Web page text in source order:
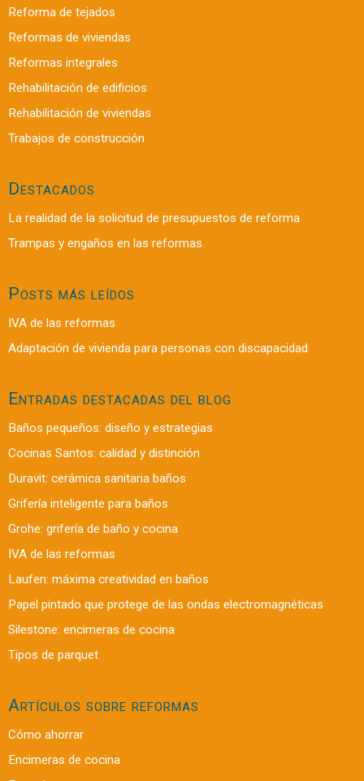
Reforma de tejados
Reformas de viviendas
Reformas integrales
Rehabilitación de edificios
Rehabilitación de viviendas
Trabajos de construcción
Destacados
La realidad de la solicitud de presupuestos de reforma
Trampas y engaños en las reformas
Posts más leídos
IVA de las reformas
Adaptación de vivienda para personas con discapacidad
Entradas destacadas del blog
Baños pequeños: diseño y estrategias
Cocinas Santos: calidad y distinción
Duravit: cerámica sanitaria baños
Grifería inteligente para baños
Grohe: grifería de baño y cocina
IVA de las reformas
Laufen: máxima creatividad en baños
Papel pintado que protege de las ondas electromagnéticas
Silestone: encimeras de cocina
Tipos de parquet
Artículos sobre reformas
Cómo ahorrar
Encimeras de cocina